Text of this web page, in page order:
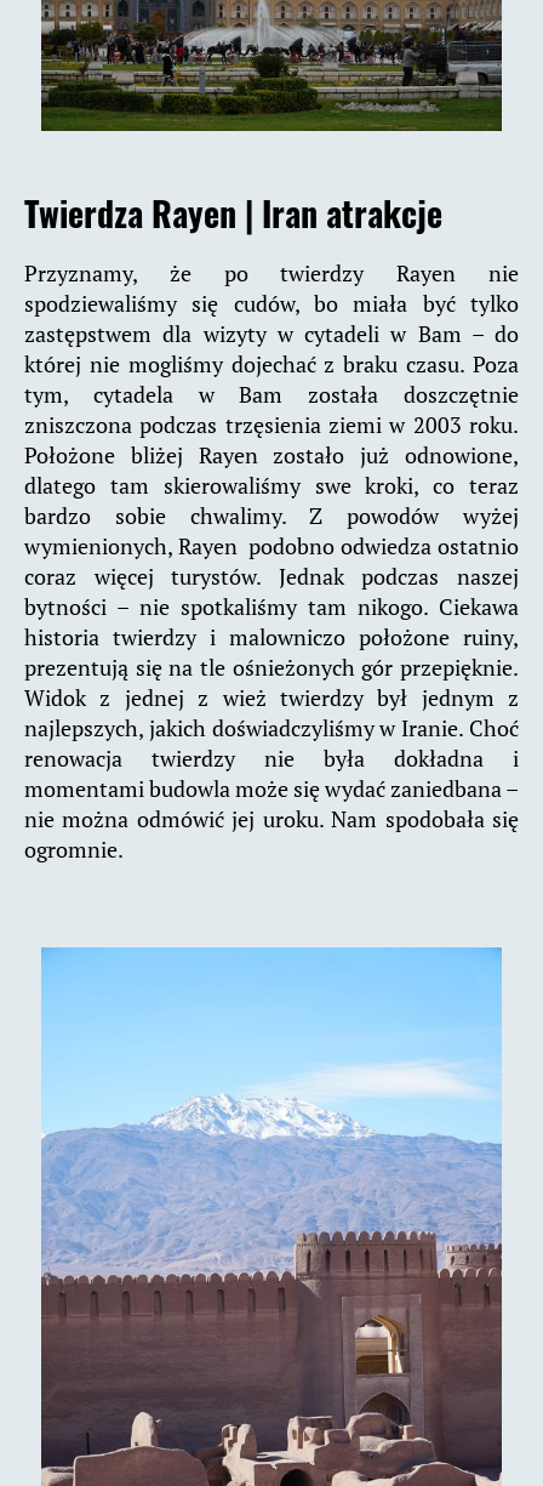
Twierdza Rayen | Iran atrakcje
Przyznamy, że po twierdzy Rayen nie
spodziewaliśmy się cudów, bo miała być tylko
zastępstwem dla wizyty w cytadeli w Bam – do
której nie mogliśmy dojechać z braku czasu. Poza
tym, cytadela w Bam została doszczętnie
zniszczona podczas trzęsienia ziemi w 2003 roku.
Położone bliżej Rayen zostało już odnowione,
dlatego tam skierowaliśmy swe kroki, co teraz
bardzo sobie chwalimy. Z powodów wyżej
wymienionych, Rayen podobno odwiedza ostatnio
coraz więcej turystów. Jednak podczas naszej
bytności – nie spotkaliśmy tam nikogo. Ciekawa
historia twierdzy i malowniczo położone ruiny,
prezentują się na tle ośnieżonych gór przepięknie.
Widok z jednej z wież twierdzy był jednym z
najlepszych, jakich doświadczyliśmy w Iranie. Choć
renowacja twierdzy nie była dokładna i
momentami budowla może się wydać zaniedbana –
nie można odmówić jej uroku. Nam spodobała się
ogromnie.